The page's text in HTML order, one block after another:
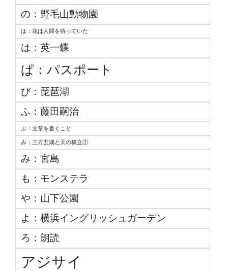
の：野毛山動物園
は：花は人間を待っていた
は：英一蝶
ぱ：パスポート
び：琵琶湖
ふ：藤田嗣治
ぶ：文章を書くこと
み：三方五湖と天の橋立①
み：宮島
も：モンステラ
や：山下公園
よ：横浜イングリッシュガーデン
ろ：朗読
アジサイ